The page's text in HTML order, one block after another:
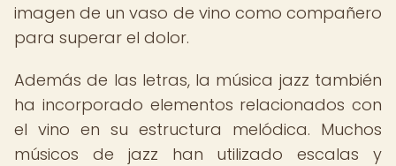
imagen de un vaso de vino como compañero
para superar el dolor.
Además de las letras, la música jazz también
ha incorporado elementos relacionados con
el vino en su estructura melódica. Muchos
músicos de jazz han utilizado escalas y